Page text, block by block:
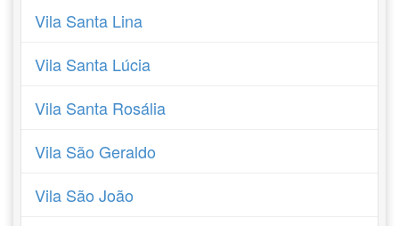
Vila Santa Lina
Vila Santa Lúcia
Vila Santa Rosália
Vila São Geraldo
Vila São João